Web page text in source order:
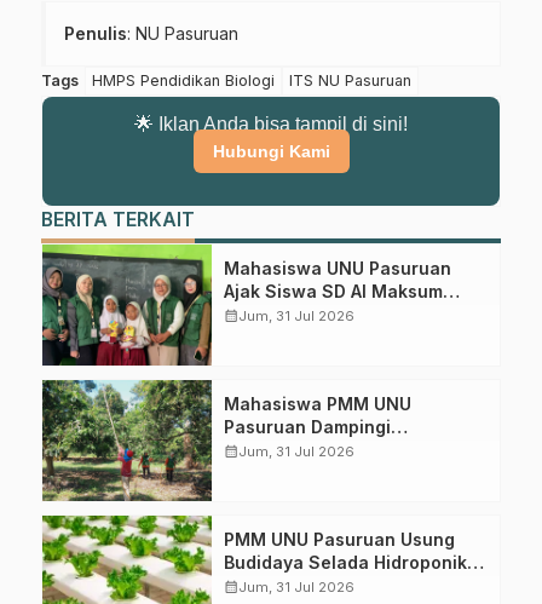
Penulis: NU Pasuruan
Tags HMPS Pendidikan Biologi ITS NU Pasuruan
🌟 Iklan Anda bisa tampil di sini!
Hubungi Kami
BERITA TERKAIT
Mahasiswa UNU Pasuruan
Ajak Siswa SD Al Maksum
Balunganyar Kuasai
calendar_monthJum, 31 Jul 2026
Mahasiswa PMM UNU
Pasuruan Dampingi
Perawatan Kebun Mangga di
calendar_monthJum, 31 Jul 2026
PMM UNU Pasuruan Usung
Budidaya Selada Hidroponik
Perkuat Ketahanan Pangan
calendar_monthJum, 31 Jul 2026